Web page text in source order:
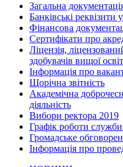
Загальна
Банківські реквізити
Фінансова
Сертифікати про
Ліцензія,
здобувачів вищої
Інформація про
Щорічна звітність
Академічна
діяльність
Вибори ректора 2019
Графік роботи
Громадське
Інформація про